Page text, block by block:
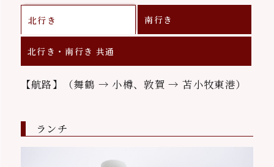
北行き
【航路】（舞鶴 → 小樽、敦賀 → 苫小牧東港）
ランチ
南行き
北行き・南行き 共通